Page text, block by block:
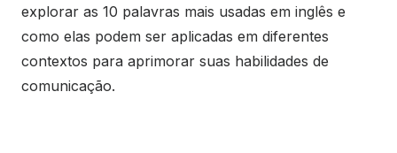
explorar as 10 palavras mais usadas em inglês e
como elas podem ser aplicadas em diferentes
contextos para aprimorar suas habilidades de
comunicação.